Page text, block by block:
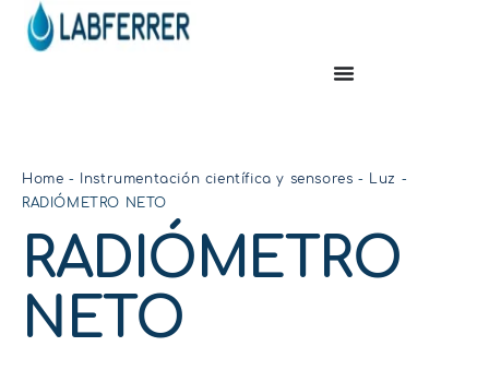
Home - Instrumentación científica y sensores - Luz -
RADIÓMETRO NETO
RADIÓMETRO
NETO